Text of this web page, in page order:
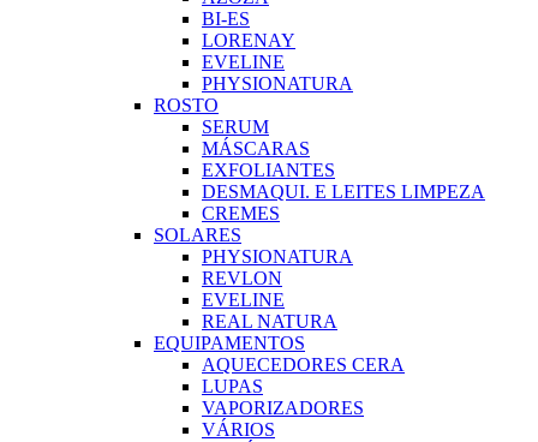
BI-ES
LORENAY
EVELINE
PHYSIONATURA
ROSTO
SERUM
MÁSCARAS
EXFOLIANTES
DESMAQUI. E LEITES LIMPEZA
CREMES
SOLARES
PHYSIONATURA
REVLON
EVELINE
REAL NATURA
EQUIPAMENTOS
AQUECEDORES CERA
LUPAS
VAPORIZADORES
VÁRIOS